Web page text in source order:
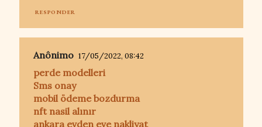
RESPONDER
Anônimo 17/05/2022, 08:42
perde modelleri
Sms onay
mobil ödeme bozdurma
nft nasil alınır
ankara evden eve nakliyat